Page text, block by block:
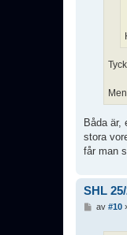
Båda är,
stora
får man
SHL
av #10